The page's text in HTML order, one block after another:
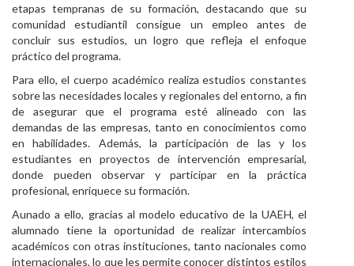
etapas tempranas de su formación, destacando que su
comunidad estudiantil consigue un empleo antes de
concluir sus estudios, un logro que refleja el enfoque
práctico del programa.
Para ello, el cuerpo académico realiza estudios constantes
sobre las necesidades locales y regionales del entorno, a fin
de asegurar que el programa esté alineado con las
demandas de las empresas, tanto en conocimientos como
en habilidades. Además, la participación de las y los
estudiantes en proyectos de intervención empresarial,
donde pueden observar y participar en la práctica
profesional, enriquece su formación.
Aunado a ello, gracias al modelo educativo de la UAEH, el
alumnado tiene la oportunidad de realizar intercambios
académicos con otras instituciones, tanto nacionales como
internacionales, lo que les permite conocer distintos estilos